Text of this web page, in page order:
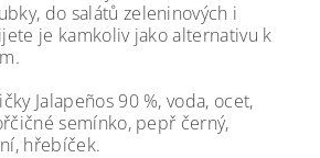
do salátů zeleninových i
je kamkoliv jako alternativu k
Jalapeños 90 %, voda, ocet,
semínko, pepř černý,
hřebíček.